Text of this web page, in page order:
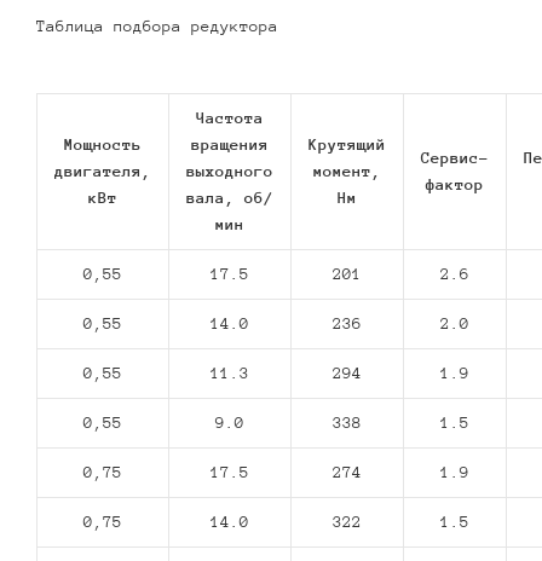
Таблица подбора редуктора
Мощность
двигателя,
кВт
Частота
вращения
выходного
вала, об/
мин
Крутящий
момент,
Нм
Сервис-
фактор
0,55 17.5 201 2.6
0,55 14.0 236 2.0
0,55 11.3 294 1.9
0,55 9.0 338 1.5
0,75 17.5 274 1.9
0,75 14.0 322 1.5